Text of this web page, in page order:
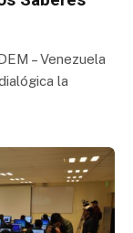
– Venezuela
la